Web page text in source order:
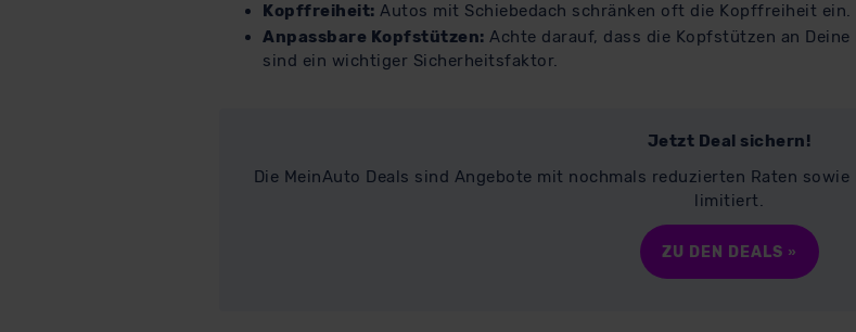
Kopffreiheit: Autos mit Schiebedach schränken oft die Kopffreiheit
Anpassbare Kopfstützen: Achte darauf, dass die Kopfstützen an
sind ein wichtiger Sicherheitsfaktor.
Jetzt Deal sichern!
Die MeinAuto Deals sind Angebote mit nochmals reduzierten Raten
limitiert.
ZU DEN DEALS »